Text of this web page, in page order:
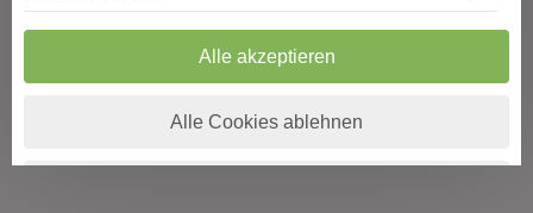
Alle akzeptieren
Alle Cookies ablehnen